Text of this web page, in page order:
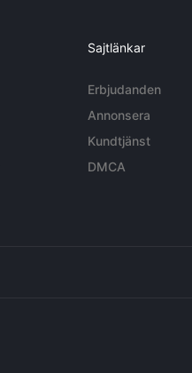
Sajtlänkar
Erbjudanden
Annonsera
Kundtjänst
DMCA